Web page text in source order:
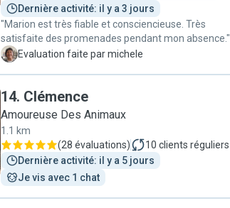
Dernière activité: il y a 3 jours
"Marion est très fiable et consciencieuse. Très
satisfaite des promenades pendant mon absence."
M Evaluation faite par michele
14. Clémence
Amoureuse Des Animaux
1.1 km
(28 évaluations) 10 clients réguliers
Dernière activité: il y a 5 jours
Je vis avec 1 chat